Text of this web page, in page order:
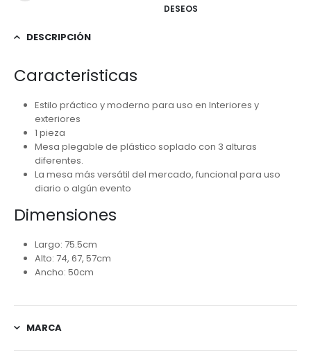
DESEOS
DESCRIPCIÓN
Caracteristicas
Estilo práctico y moderno para uso en Interiores y
exteriores
1 pieza
Mesa plegable de plástico soplado con 3 alturas
diferentes.
La mesa más versátil del mercado, funcional para uso
diario o algún evento
Dimensiones
Largo: 75.5cm
Alto: 74, 67, 57cm
Ancho: 50cm
MARCA